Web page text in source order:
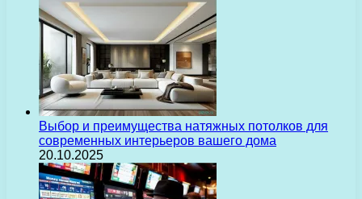
Выбор и преимущества натяжных потолков для
современных интерьеров вашего дома
20.10.2025